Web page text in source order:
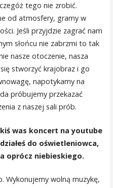
tego nie zrobić.
od atmosfery, gramy w
Jeśli przyjdzie zagrać nam
słońcu nie zabrzmi to tak
nasze otoczenie, nasza
stworzyć krajobraz i go
napotykamy na
próbujemy przekazać
z naszej sali prób.
was koncert na youtube
do oświetleniowca,
oprócz niebieskiego.
Wykonujemy wolną muzykę,